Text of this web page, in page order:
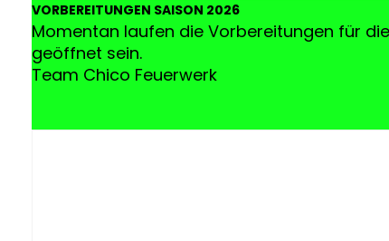
VORBEREITUNGEN SAISON 2026
Momentan laufen die Vorbereitungen für
geöffnet sein.
Team Chico Feuerwerk